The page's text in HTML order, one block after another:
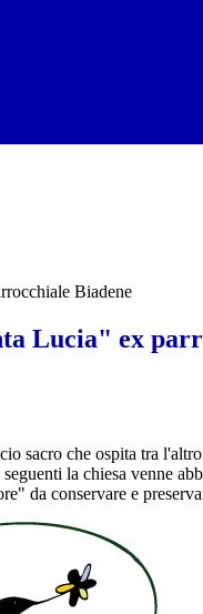
Biadene
Lucia" ex
sacro che ospita tra
la chiesa venne
da conservare e